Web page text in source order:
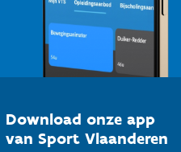
Download onze app
van Sport Vlaanderen